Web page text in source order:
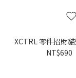
XCTRL 零件招財
NT$690